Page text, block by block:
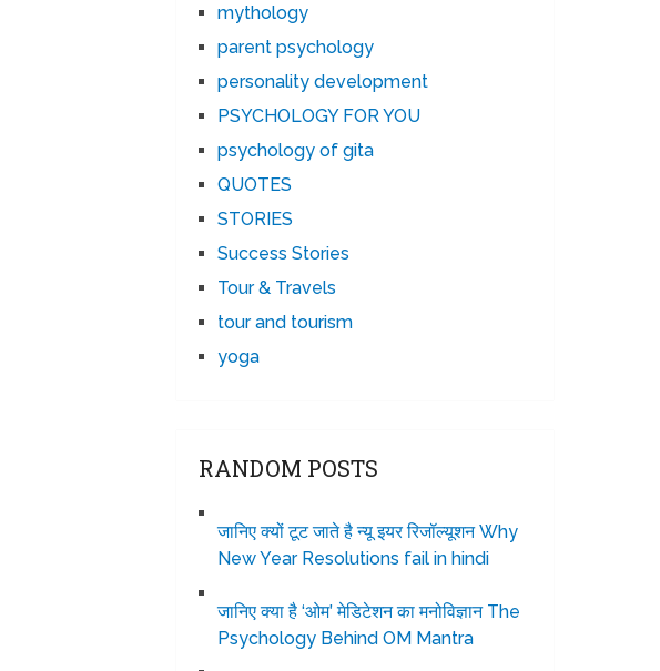
mythology
parent psychology
personality development
PSYCHOLOGY FOR YOU
psychology of gita
QUOTES
STORIES
Success Stories
Tour & Travels
tour and tourism
yoga
RANDOM POSTS
जानिए क्यों टूट जाते है न्यू इयर रिजॉल्यूशन Why
New Year Resolutions fail in hindi
जानिए क्या है ‘ओम’ मेडिटेशन का मनोविज्ञान The
Psychology Behind OM Mantra